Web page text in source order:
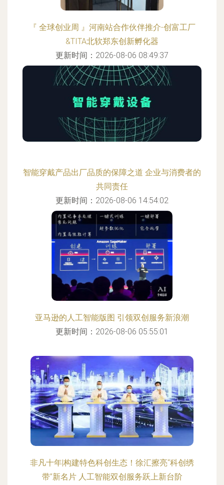
『 全球创业周 』河南站合作伙伴推介-创富工厂
&TITA北软郑东创新孵化器
更新时间：2026-08-06 08:49:37
智能穿戴产品出厂品质的保障之道 企业与消费者的
共同责任
更新时间：2026-08-06 14:54:02
亚马逊的人工智能版图 引领双创服务新浪潮
更新时间：2026-08-06 05:55:01
非凡十年|构建特色科创生态！徐汇擦亮“科创绣
带”新名片 人工智能双创服务跃上新台阶